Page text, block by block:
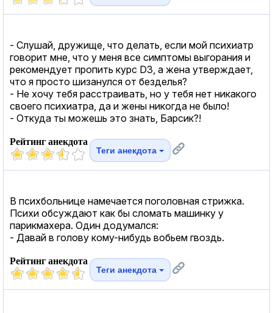
- Слушай, дружище, что делать, если мой психиатр
говорит мне, что у меня все симптомы выгорания и
рекомендует пропить курс D3, а жена утверждает,
что я просто шизанулся от безделья?
- Не хочу тебя расстраивать, но у тебя нет никакого
своего психиатра, да и жены никогда не было!
- Откуда ты можешь это знать, Барсик?!
Рейтинг анекдота
Теги анекдота
В психбольнице намечается поголовная стрижка.
Психи обсуждают как бы сломать машинку у
парикмахера. Один додумался:
- Давай в голову кому-нибудь вобьем гвоздь.
Рейтинг анекдота
Теги анекдота